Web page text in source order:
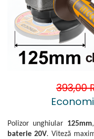
Accesorii pentru oberfreză
Mașini de șlefuit
Măști de sudură
Nivele cu bulă
Nivelă laser
Polizoare unghiulare
Capsatoare
Căni
Drujbă
Accesorii pentru drujbă
Foarfece tablă
Foarfeci Grădină
Grătare și accesorii
393,00
Polizor unghiular 125mm
baterie 20V. Viteză